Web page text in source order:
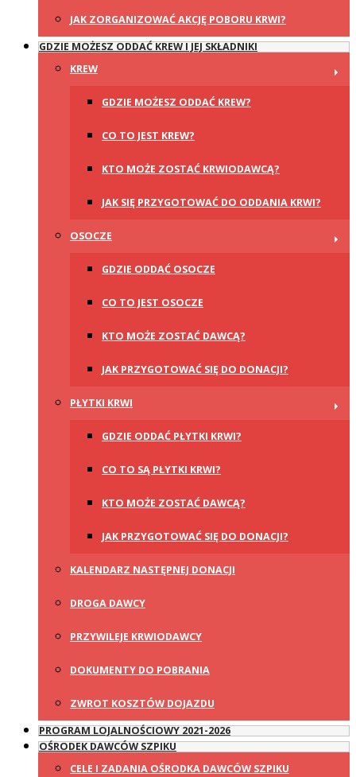
JAK ZORGANIZOWAĆ AKCJĘ POBORU KRWI?
GDZIE MOŻESZ ODDAĆ KREW I JEJ SKŁADNIKI
KREW
GDZIE MOŻESZ ODDAĆ KREW?
CO TO JEST KREW?
KTO MOŻE ZOSTAĆ KRWIODAWCĄ?
JAK SIĘ PRZYGOTOWAĆ DO ODDANIA KRWI?
OSOCZE
GDZIE ODDAĆ OSOCZE
CO TO JEST OSOCZE
KTO MOŻE ZOSTAĆ DAWCĄ?
JAK PRZYGOTOWAĆ SIĘ DO DONACJI?
PŁYTKI KRWI
GDZIE ODDAĆ PŁYTKI KRWI?
CO TO SĄ PŁYTKI KRWI?
KTO MOŻE ZOSTAĆ DAWCĄ?
JAK PRZYGOTOWAĆ SIĘ DO DONACJI?
KALENDARZ NASTĘPNEJ DONACJI
DROGA DAWCY
PRZYWILEJE KRWIODAWCY
DOKUMENTY DO POBRANIA
ZWROT KOSZTÓW DOJAZDU
PROGRAM LOJALNOŚCIOWY 2021-2026
OŚRODEK DAWCÓW SZPIKU
CELE I ZADANIA OŚRODKA DAWCÓW SZPIKU